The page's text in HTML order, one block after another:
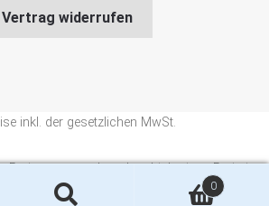
Vertrag widerrufen
0
inkl. der gesetzlichen MwSt.
Preise entsprechen dem bisherigen Preis in
diesem Online-Shop.